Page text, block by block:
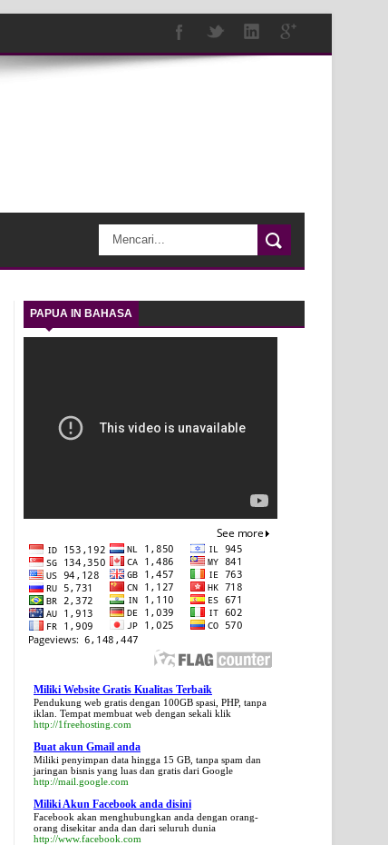
PAPUA IN BAHASA
Miliki Website Gratis Kualitas Terbaik
Pendukung web gratis dengan 100GB spasi, PHP, tanpa
iklan. Tempat membuat web dengan sekali klik
http://1freehosting.com
Buat akun Gmail anda
Miliki penyimpan data hingga 15 GB, tanpa spam dan
jaringan bisnis yang luas dan gratis dari Google
http://mail.google.com
Miliki Akun Facebook anda disini
Facebook akan menghubungkan anda dengan orang-
orang disekitar anda dan dari seluruh dunia
http://www.facebook.com